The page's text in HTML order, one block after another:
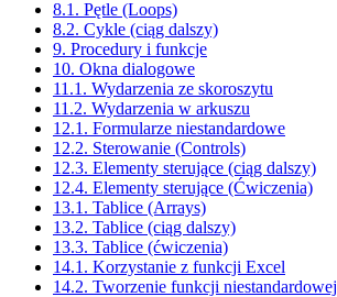
8.1. Pętle (Loops)
8.2. Cykle (ciąg dalszy)
9. Procedury i funkcje
10. Okna dialogowe
11.1. Wydarzenia ze skoroszytu
11.2. Wydarzenia w arkuszu
12.1. Formularze niestandardowe
12.2. Sterowanie (Controls)
12.3. Elementy sterujące (ciąg dalszy)
12.4. Elementy sterujące (Ćwiczenia)
13.1. Tablice (Arrays)
13.2. Tablice (ciąg dalszy)
13.3. Tablice (ćwiczenia)
14.1. Korzystanie z funkcji Excel
14.2. Tworzenie funkcji niestandardowej